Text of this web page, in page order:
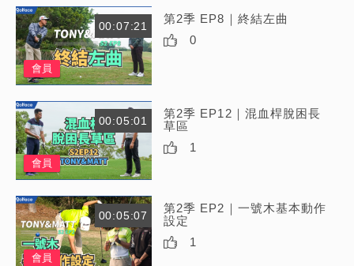
00:07:21
會員
第2季 EP8｜終結左曲
0
00:05:01
會員
第2季 EP12｜混血桿脫困長
草區
1
00:05:07
會員
第2季 EP2｜一號木基本動作
設定
1